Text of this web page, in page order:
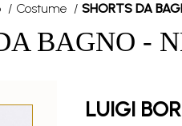
/ Costume / SHORTS DA
BAGNO -
LUIGI